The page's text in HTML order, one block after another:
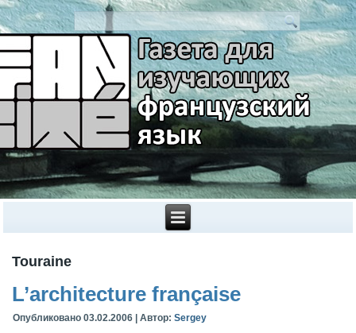
Touraine
L’architecture française
Опубликовано 03.02.2006 |Автор: Sergey